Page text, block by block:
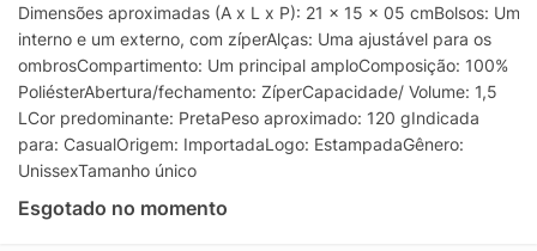
Dimensões aproximadas (A x L x P): 21 x 15 x 05 cmBolsos: Um
interno e um externo, com zíperAlças: Uma ajustável para os
ombrosCompartimento: Um principal amploComposição: 100%
PoliésterAbertura/fechamento: ZíperCapacidade/ Volume: 1,5
LCor predominante: PretaPeso aproximado: 120 gIndicada
para: CasualOrigem: ImportadaLogo: EstampadaGênero:
UnissexTamanho único
Esgotado no momento